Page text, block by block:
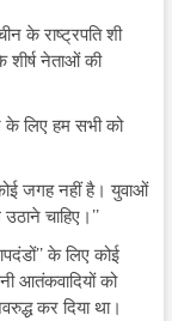
के राष्ट्रपति शी
नेताओं की
के लिए हम सभी को
जगह नहीं है। युवाओं
चाहिए।’’
के लिए कोई
आतंकवादियों को
कर दिया था।